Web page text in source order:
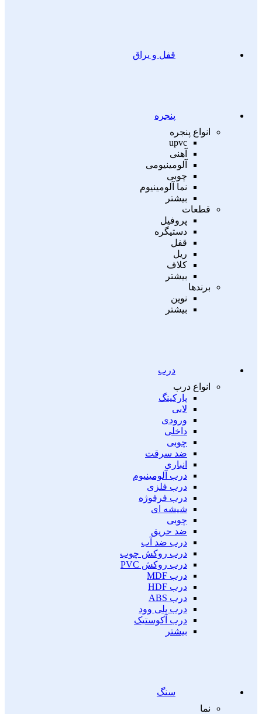
قفل و یراق
پنجره
انواع پنجره
upvc
آهنی
آلومینیومی
چوبی
نما آلومینیوم
بیشتر
قطعات
پروفیل
دستیگره
قفل
ریل
کلاف
بیشتر
برندها
نوین
بیشتر
درب
انواع درب
پارکینگ
لابی
ورودی
داخلی
چوبی
ضد سرقت
انباری
درب آلومینیوم
درب فلزی
درب فرفوژه
شیشه ای
چوبی
ضد حریق
درب ضد آب
درب روکش چوب
درب روکش PVC
درب MDF
درب HDF
درب ABS
درب پلی وود
درب آکوستیک
بیشتر
سنگ
نما